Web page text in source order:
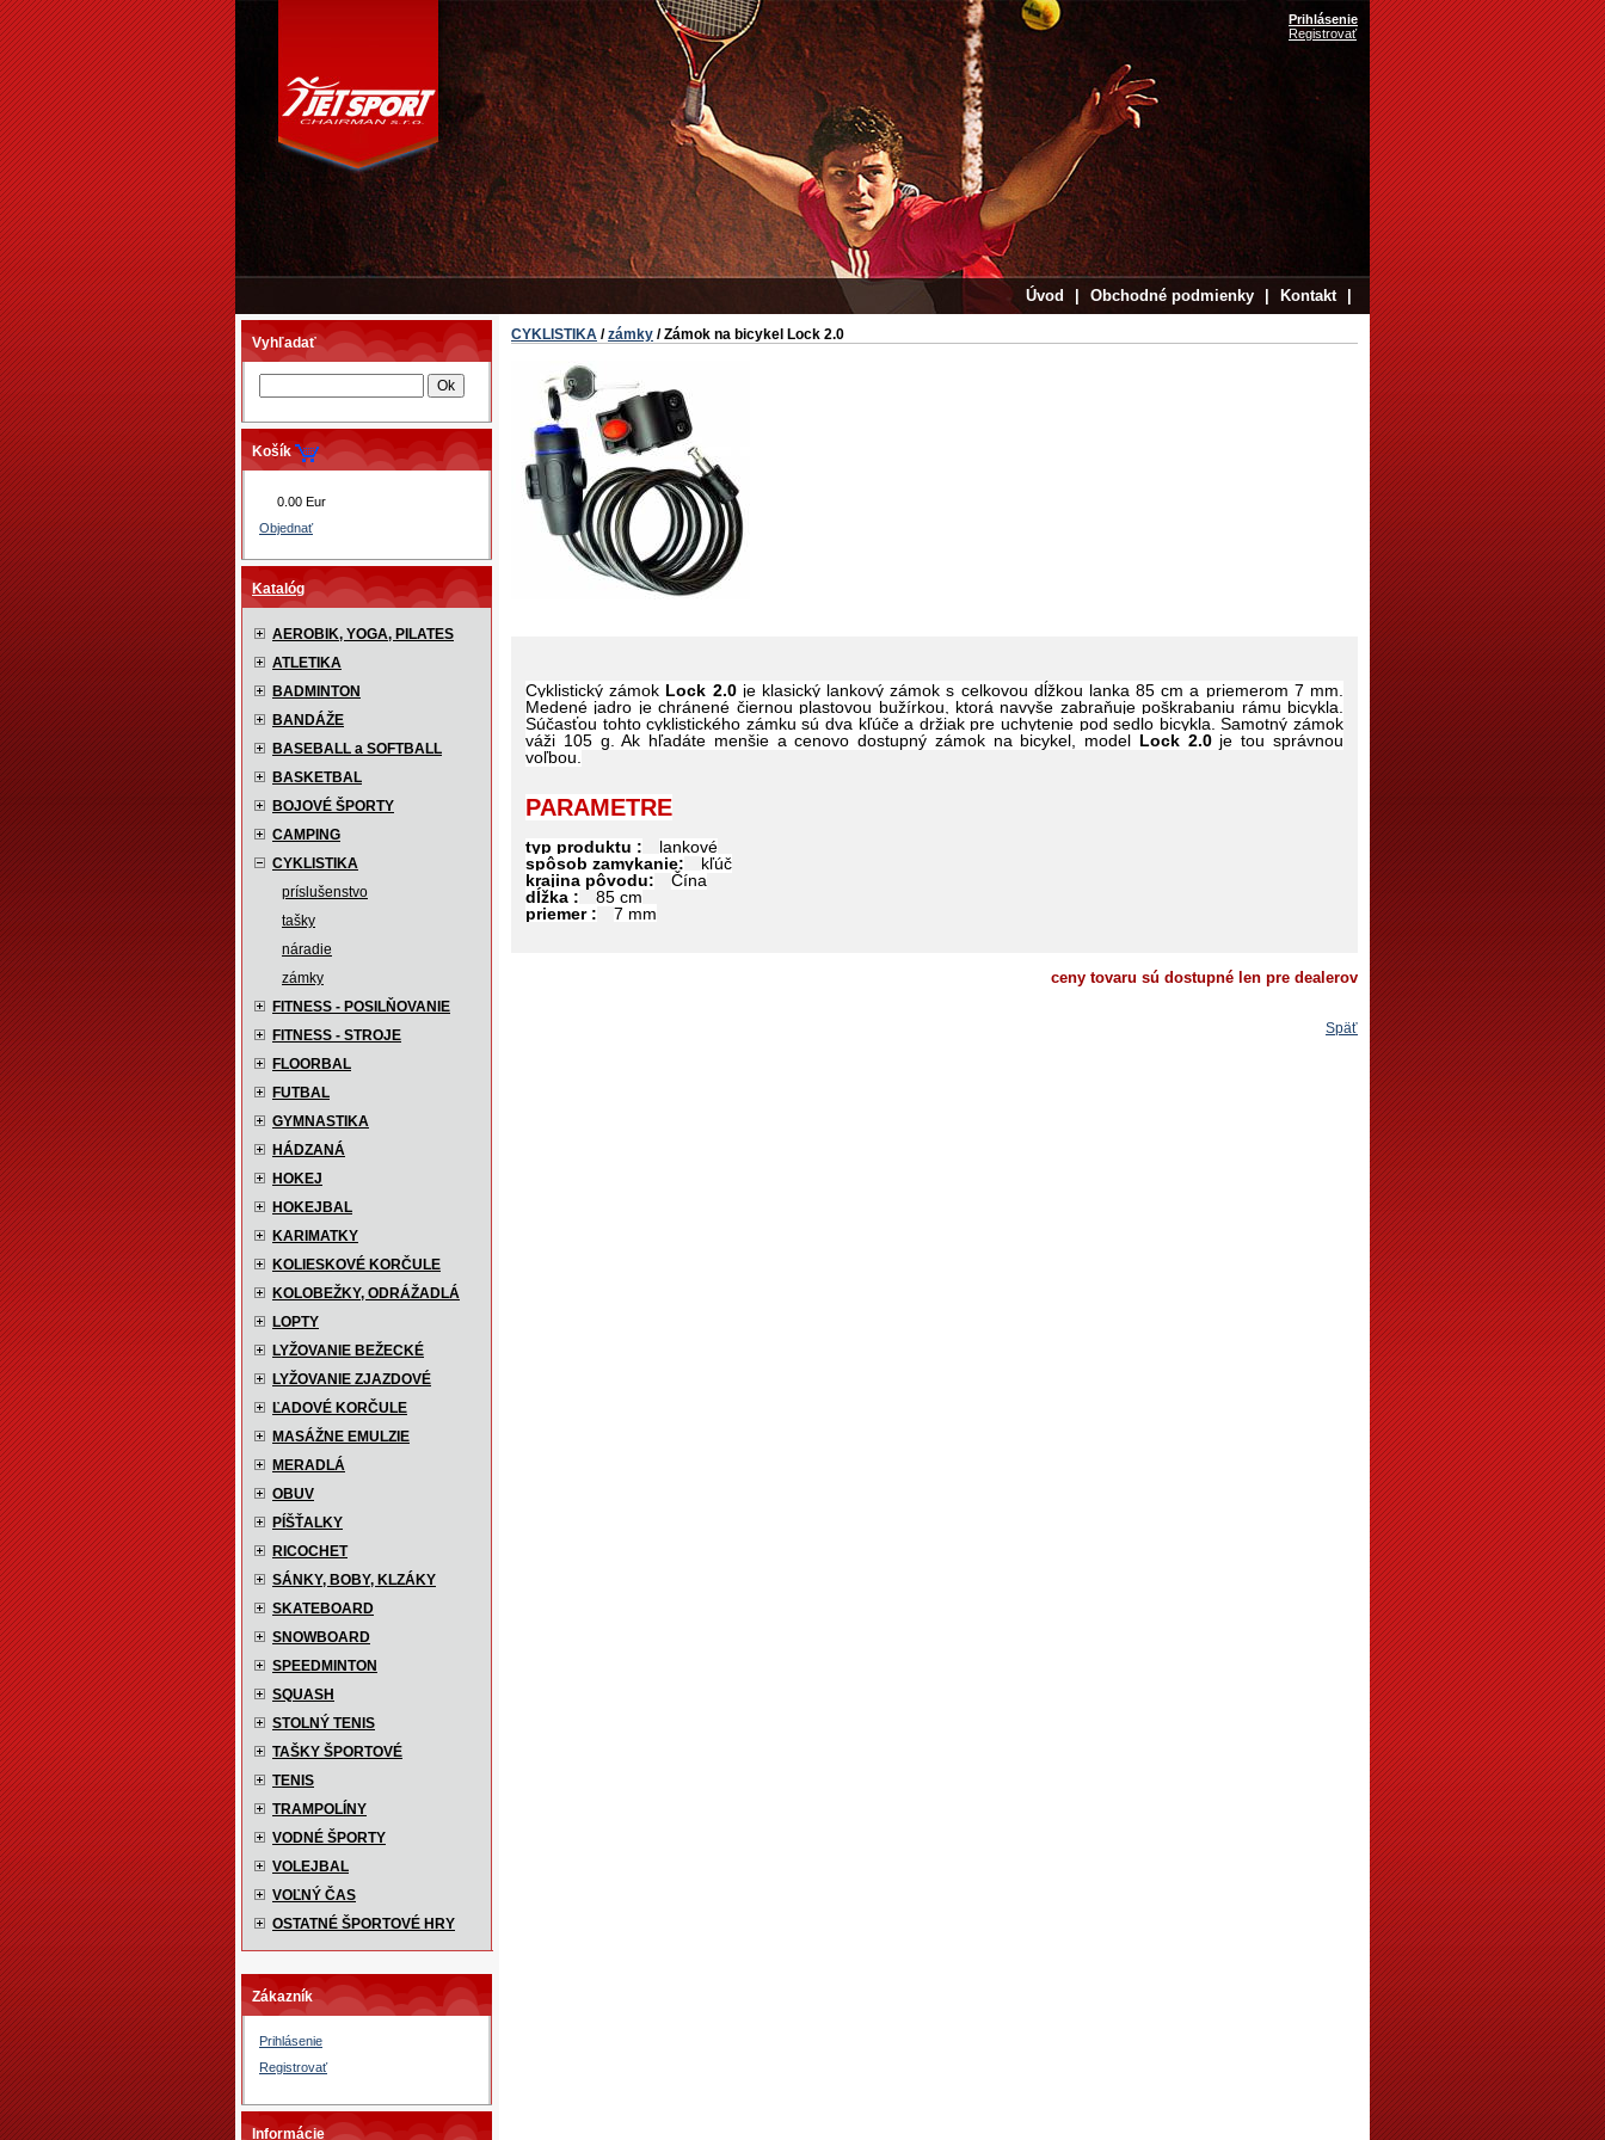
Prihlásenie
Registrovať
Úvod Obchodné podmienky Kontakt
Vyhľadať
Košík
0.00 Eur
Objednať
Katalóg
AEROBIK, YOGA, PILATES
ATLETIKA
BADMINTON
BANDÁŽE
BASEBALL a SOFTBALL
BASKETBAL
BOJOVÉ ŠPORTY
CAMPING
CYKLISTIKA
príslušenstvo
tašky
náradie
zámky
FITNESS - POSILŇOVANIE
FITNESS - STROJE
FLOORBAL
FUTBAL
GYMNASTIKA
HÁDZANÁ
HOKEJ
HOKEJBAL
KARIMATKY
KOLIESKOVÉ KORČULE
KOLOBEŽKY, ODRÁŽADLÁ
LOPTY
LYŽOVANIE BEŽECKÉ
LYŽOVANIE ZJAZDOVÉ
ĽADOVÉ KORČULE
MASÁŽNE EMULZIE
MERADLÁ
OBUV
PÍŠŤALKY
RICOCHET
SÁNKY, BOBY, KLZÁKY
SKATEBOARD
SNOWBOARD
SPEEDMINTON
SQUASH
STOLNÝ TENIS
TAŠKY ŠPORTOVÉ
TENIS
TRAMPOLÍNY
VODNÉ ŠPORTY
VOLEJBAL
VOĽNÝ ČAS
OSTATNÉ ŠPORTOVÉ HRY
Zákazník
Prihlásenie
Registrovať
Informácie
CYKLISTIKA /zámky / Zámok na bicykel Lock 2.0
Cyklistický zámok Lock 2.0je klasický lankový zámok s celkovou dĺžkou lanka 85 cm a priemerom 7 mm.
Medené jadro je chránené čiernou plastovou bužírkou, ktorá navyše zabraňuje poškrabaniu rámu bicykla.
Súčasťou tohto cyklistického zámku sú dva kľúče a držiak pre uchytenie pod sedlo bicykla. Samotný zámok
váži 105 g. Ak hľadáte menšie a cenovo dostupný zámok na bicykel, model Lock 2.0je tou správnou
voľbou.
PARAMETRE
typ produktu :
lankové
spôsob zamykanie:
kľúč
krajina pôvodu:
Čína
dĺžka :
85 cm
priemer :
7 mm
ceny tovaru sú dostupné len pre dealerov
Späť